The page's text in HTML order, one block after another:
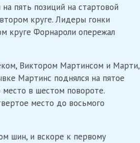
пять позиций на стартовой
круге. Лидеры гонки
круге Форнароли опережал
Виктором Мартинсом и Марти,
Мартинс поднялся на пятое
место в шестом повороте.
место до восьмого
шин, и вскоре к первому